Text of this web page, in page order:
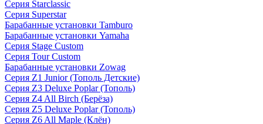
Серия Starclassic
Серия Superstar
Барабанные установки Tamburo
Барабанные установки Yamaha
Серия Stage Custom
Серия Tour Custom
Барабанные установки Zowag
Серия Z1 Junior (Тополь Детские)
Серия Z3 Deluxe Poplar (Тополь)
Серия Z4 All Birch (Берёза)
Серия Z5 Deluxe Poplar (Тополь)
Серия Z6 All Maple (Клён)